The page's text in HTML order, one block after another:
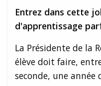
Entrez dans cette
d'apprentissage
La Présidente de la
élève doit faire,
seconde, une année